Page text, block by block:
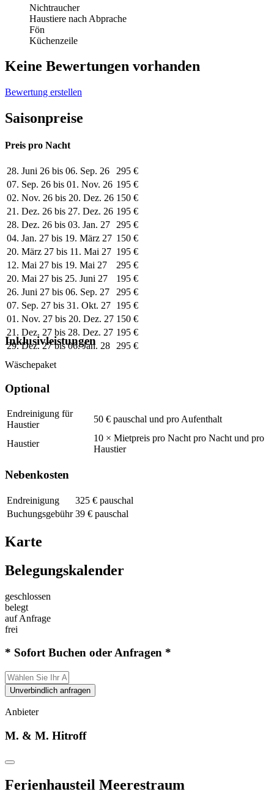
Nichtraucher
Haustiere nach Abprache
Fön
Küchenzeile
Keine Bewertungen vorhanden
Bewertung erstellen
Saisonpreise
Preis pro Nacht
28. Juni 26 bis 06. Sep. 26
295 €
07. Sep. 26 bis 01. Nov. 26 195 €
02. Nov. 26 bis 20. Dez. 26 150 €
21. Dez. 26 bis 27. Dez. 26 195 €
28. Dez. 26 bis 03. Jan. 27
295 €
04. Jan. 27 bis 19. März 27 150 €
20. März 27 bis 11. Mai 27 195 €
12. Mai 27 bis 19. Mai 27
295 €
20. Mai 27 bis 25. Juni 27
195 €
26. Juni 27 bis 06. Sep. 27
295 €
07. Sep. 27 bis 31. Okt. 27 195 €
01. Nov. 27 bis 20. Dez. 27 150 €
21. Dez. 27 bis 28. Dez. 27 195 €
29. Dez. 27 bis 06. Jan. 28
295 €
Inklusivleistungen
Wäschepaket
Optional
Endreinigung für
Haustier
50 € pauschal und pro Aufenthalt
Haustier
10 × Mietpreis pro Nacht pro Nacht und pro
Haustier
Nebenkosten
Endreinigung
325 € pauschal
Buchungsgebühr 39 € pauschal
Karte
Belegungskalender
geschlossen
belegt
auf Anfrage
frei
* Sofort Buchen oder Anfragen *
Unverbindlich anfragen
Anbieter
M. & M. Hitroff
Ferienhausteil Meerestraum